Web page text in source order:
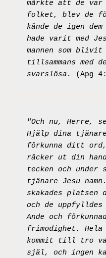
märkte att de var
folket, blev de
kände de igen
hade varit med
mannen som
tillsammans med
svarslösa.
(Apg
"Och nu, Herre,
Hjälp dina
förkunna ditt ord,
räcker ut din
tecken och under
tjänare Jesu
skakades platsen
och de
Ande och
frimodighet. Hela
kommit till tro
själ, och ingen